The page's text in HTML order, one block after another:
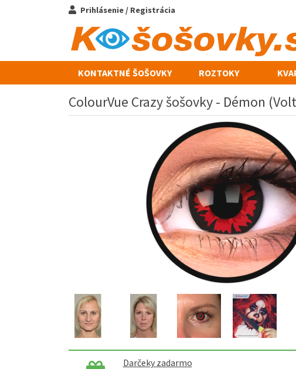
Prihlásenie / Registrácia
KONTAKTNÉ ŠOŠOVKY ROZTOKY
ColourVue Crazy šošovky - Démon
Darčeky zadarmo